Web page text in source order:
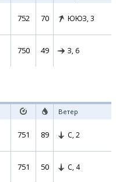
752 70 ЮЮЗ, 3
750 49 З, 6
Ветер
751 89 С, 2
751 50 С, 4